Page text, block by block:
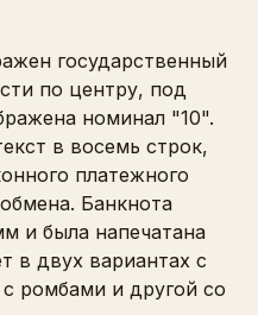
государственный
по центру, под
номинал "10".
в восемь строк,
платежного
Банкнота
и была напечатана
в двух вариантах с
ромбами и другой со